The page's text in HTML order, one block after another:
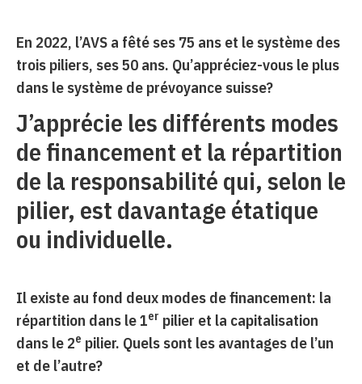
En 2022, l’AVS a fêté ses 75 ans et le système des
trois piliers, ses 50 ans. Qu’appréciez-vous le plus
dans le système de prévoyance suisse?
J’apprécie les différents modes
de financement et la répartition
de la responsabilité qui, selon le
pilier, est davantage étatique
ou individuelle.
Il existe au fond deux modes de financement: la
répartition dans le 1er pilier et la capitalisation
dans le 2e pilier. Quels sont les avantages de l’un
et de l’autre?